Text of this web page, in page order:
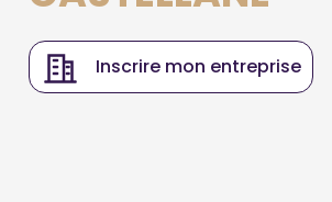
Inscrire mon entreprise